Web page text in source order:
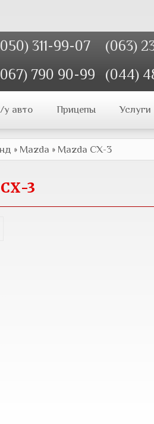
311-99-07
790 90-99
(063)
(044)
авто Прицепы Услуги
» Mazda » Mazda СХ-3
3